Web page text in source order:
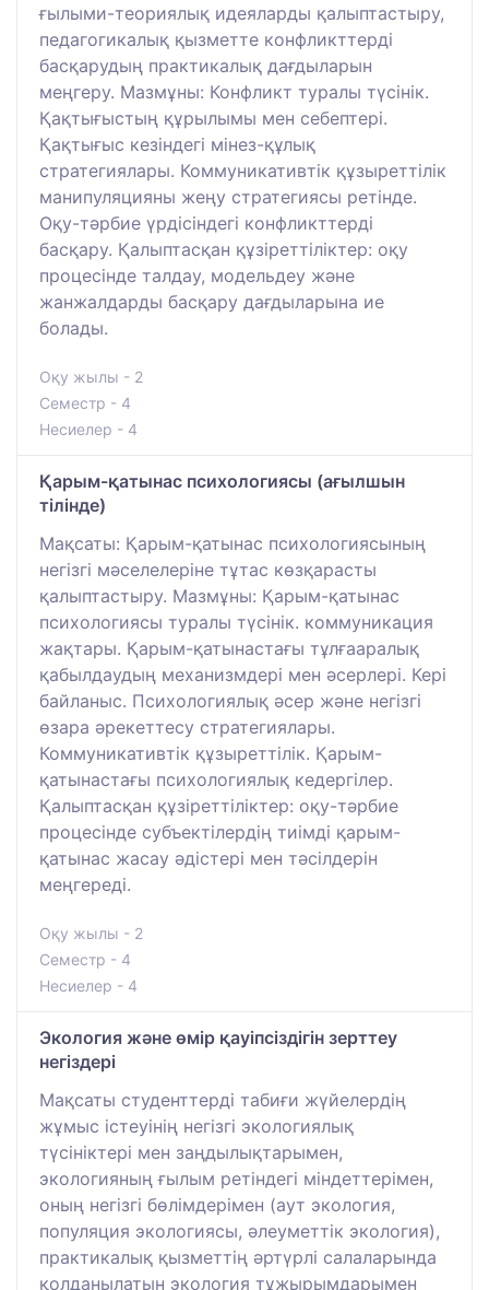
ғылыми-теориялық идеяларды қалыптастыру,
педагогикалық қызметте конфликттерді
басқарудың практикалық дағдыларын
меңгеру. Мазмұны: Конфликт туралы түсінік.
Қақтығыстың құрылымы мен себептері.
Қақтығыс кезіндегі мінез-құлық
стратегиялары. Коммуникативтік құзыреттілік
манипуляцияны жеңу стратегиясы ретінде.
Оқу-тәрбие үрдісіндегі конфликттерді
басқару. Қалыптасқан құзіреттіліктер: оқу
процесінде талдау, модельдеу және
жанжалдарды басқару дағдыларына ие
болады.
Оқу жылы - 2
Семестр - 4
Несиелер - 4
Қарым-қатынас психологиясы (ағылшын
тілінде)
Мақсаты: Қарым-қатынас психологиясының
негізгі мәселелеріне тұтас көзқарасты
қалыптастыру. Мазмұны: Қарым-қатынас
психологиясы туралы түсінік. коммуникация
жақтары. Қарым-қатынастағы тұлғааралық
қабылдаудың механизмдері мен әсерлері. Кері
байланыс. Психологиялық әсер және негізгі
өзара әрекеттесу стратегиялары.
Коммуникативтік құзыреттілік. Қарым-
қатынастағы психологиялық кедергілер.
Қалыптасқан құзіреттіліктер: оқу-тәрбие
процесінде субъектілердің тиімді қарым-
қатынас жасау әдістері мен тәсілдерін
меңгереді.
Оқу жылы - 2
Семестр - 4
Несиелер - 4
Экология және өмір қауіпсіздігін зерттеу
негіздері
Мақсаты студенттерді табиғи жүйелердің
жұмыс істеуінің негізгі экологиялық
түсініктері мен заңдылықтарымен,
экологияның ғылым ретіндегі міндеттерімен,
оның негізгі бөлімдерімен (аут экология,
популяция экологиясы, әлеуметтік экология),
практикалық қызметтің әртүрлі салаларында
қолданылатын экология тұжырымдарымен